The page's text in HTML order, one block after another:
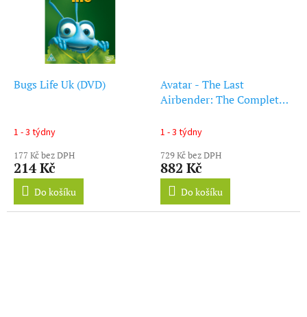
R
Bugs Life Uk (DVD)
1 - 3 týdny
177 Kč bez DPH
214 Kč
Do košíku
Avatar - The Last
Airbender: The Complete
1 - 3 týdny
729 Kč bez DPH
882 Kč
Do košíku